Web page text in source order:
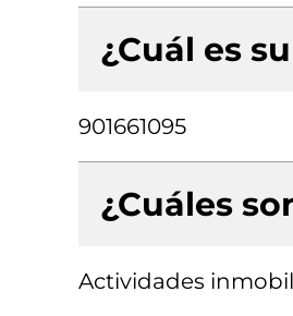
¿Cuál es
901661095
¿Cuáles
Actividades